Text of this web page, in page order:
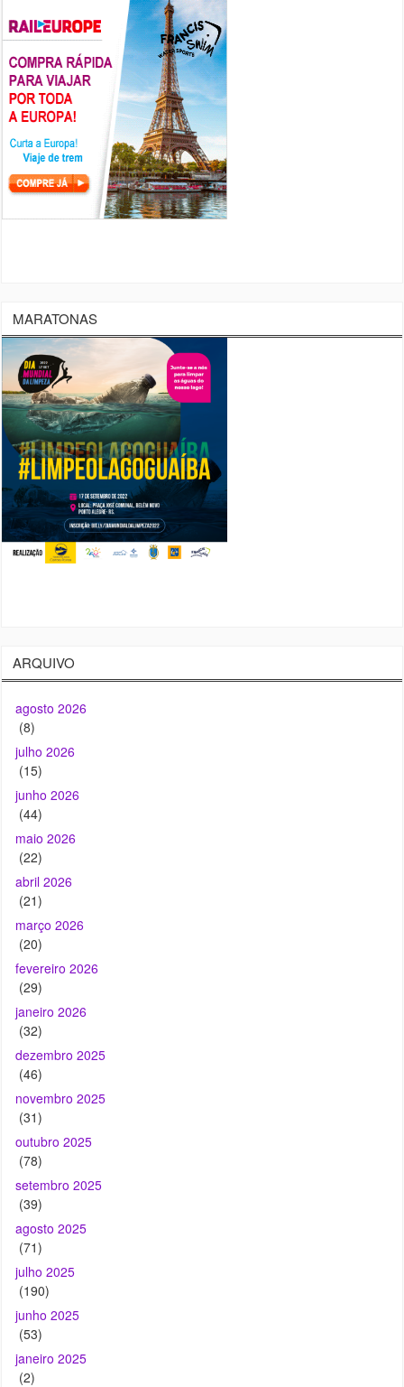
MARATONAS
ARQUIVO
agosto 2026
(8)
julho 2026
(15)
junho 2026
(44)
maio 2026
(22)
abril 2026
(21)
março 2026
(20)
fevereiro 2026
(29)
janeiro 2026
(32)
dezembro 2025
(46)
novembro 2025
(31)
outubro 2025
(78)
setembro 2025
(39)
agosto 2025
(71)
julho 2025
(190)
junho 2025
(53)
janeiro 2025
(2)